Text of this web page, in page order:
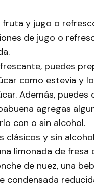
y jugo o
de jugo o
puedes
como estevia y
Además, puedes
agregas
con o sin alcohol.
clásicos y sin
limonada de fresa
de nuez, una
condensada